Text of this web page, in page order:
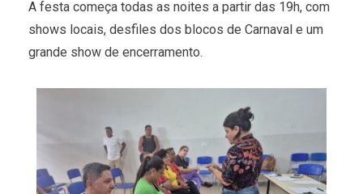
A festa começa todas as noites a partir das 19h, com
shows locais, desfiles dos blocos de Carnaval e um
grande show de encerramento.